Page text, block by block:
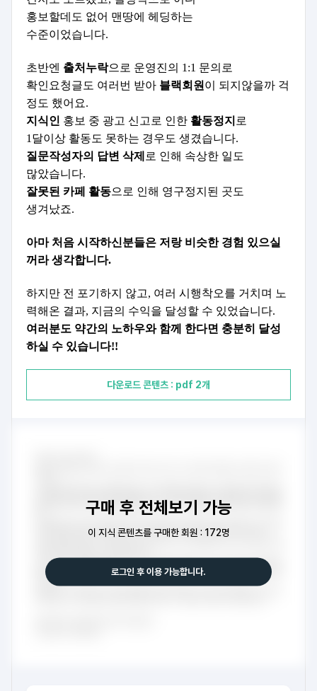
홍보할데도 없어 맨땅에 헤딩하는
수준이었습니다.
초반엔 출처누락으로 운영진의 1:1 문의로
확인요청글도 여러번 받아 블랙회원 이 되지않을까 걱
정도 했어요.
지식인 홍보 중 광고 신고로 인한 활동정지 로
1달이상 활동도 못하는 경우도 생겼습니다.
질문작성자의 답변 삭제 로 인해 속상한 일도
많았습니다.
잘못된 카페 활동으로 인해 영구정지된 곳도
생겨났죠.
아마 처음 시작하신분들은 저랑 비슷한 경험 있으실
꺼라 생각합니다.
하지만 전 포기하지 않고, 여러 시행착오를 거치며 노
력해온 결과, 지금의 수익을 달성할 수 있었습니다.
여러분도 약간의 노하우와 함께 한다면 충분히 달성
하실 수 있습니다!!
다운로드 콘텐츠 : pdf 2개
구매 후 전체보기 가능
이 지식 콘텐츠를 구매한 회원 : 172명
로그인 후 이용 가능합니다.